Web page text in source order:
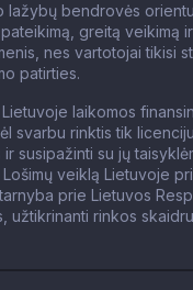
lažybų bendrovės
greitą veikimą
nes vartotojai tikisi
patirties.
laikomos
svarbu rinktis tik
susipažinti su jų
veiklą Lietuvoje
prie Lietuvos
užtikrinanti rinkos